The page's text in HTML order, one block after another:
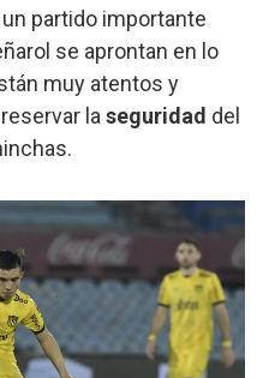
partido importante
se aprontan en lo
muy atentos y
laseguridad del